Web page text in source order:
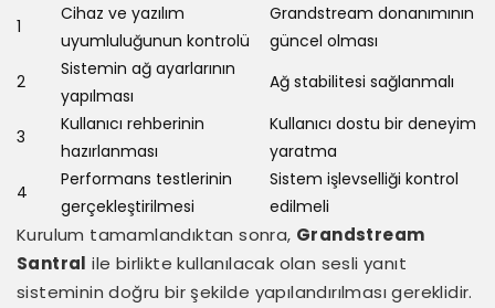
1
Cihaz ve yazılım
uyumluluğunun kontrolü
Grandstream donanımının
güncel olması
2
Sistemin ağ ayarlarının
yapılması
Ağ stabilitesi sağlanmalı
3
Kullanıcı rehberinin
hazırlanması
Kullanıcı dostu bir deneyim
yaratma
4
Performans testlerinin
gerçekleştirilmesi
Sistem işlevselliği kontrol
edilmeli
Kurulum tamamlandıktan sonra, Grandstream
Santral ile birlikte kullanılacak olan sesli yanıt
sisteminin doğru bir şekilde yapılandırılması gereklidir.